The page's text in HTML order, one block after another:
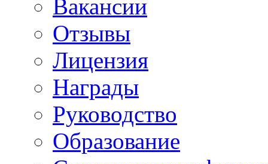
Вакансии
Отзывы
Лицензия
Награды
Руководство
Образование